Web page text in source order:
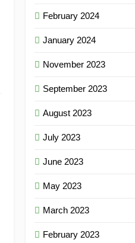
February 2024
January 2024
November 2023
September 2023
August 2023
July 2023
June 2023
May 2023
March 2023
February 2023